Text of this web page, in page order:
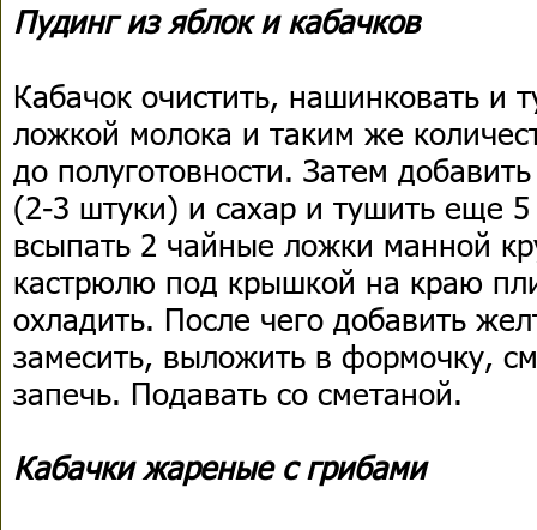
Пудинг из яблок и кабачков
Кабачок очистить, нашинковать и
ложкой молока и таким же
до полуготовности. Затем
(2-3 штуки) и сахар и тушить еще 5
всыпать 2 чайные ложки манной
кастрюлю под крышкой на краю
охладить. После чего добавить
замесить, выложить в формочку,
запечь. Подавать со сметаной.
Кабачки жареные с грибами